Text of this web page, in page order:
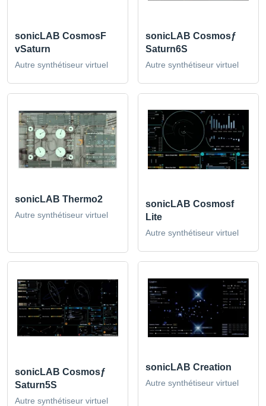
sonicLAB CosmosF
vSaturn
Autre synthétiseur virtuel
sonicLAB Cosmosƒ
Saturn6S
Autre synthétiseur virtuel
sonicLAB Thermo2
Autre synthétiseur virtuel
sonicLAB Cosmosf
Lite
Autre synthétiseur virtuel
sonicLAB Cosmosƒ
Saturn5S
Autre synthétiseur virtuel
sonicLAB Creation
Autre synthétiseur virtuel